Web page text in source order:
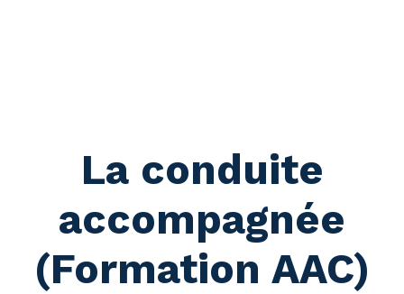
La conduite
accompagnée
(Formation AAC)